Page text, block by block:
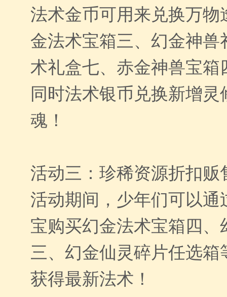
法术金币可用来兑换万
金法术宝箱三、幻金神
术礼盒七、赤金神兽宝
同时法术银币兑换新增
魂！
活动三：珍稀资源折扣贩
活动期间，少年们可以
宝购买幻金法术宝箱四
三、幻金仙灵碎片任选
获得最新法术！